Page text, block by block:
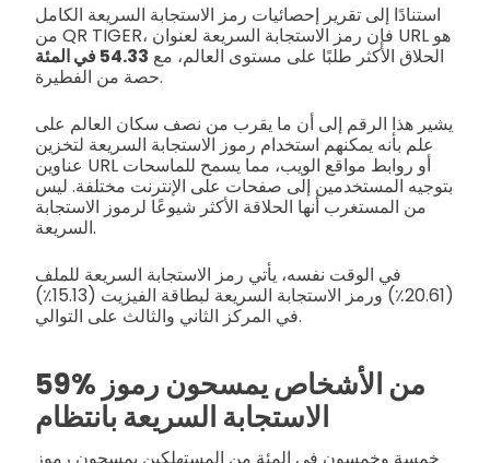
استنادًا إلى تقرير إحصائيات رمز الاستجابة السريعة الكامل
من QR TIGER، فإن رمز الاستجابة السريعة لعنوان URL هو
الحلاق الأكثر طلبًا على مستوى العالم، مع 54.33 في المئة
حصة من الفطيرة.
يشير هذا الرقم إلى أن ما يقرب من نصف سكان العالم على
علم بأنه يمكنهم استخدام رموز الاستجابة السريعة لتخزين
عناوين URL أو روابط مواقع الويب، مما يسمح للماسحات
بتوجيه المستخدمين إلى صفحات على الإنترنت مختلفة. ليس
من المستغرب أنها الحلاقة الأكثر شيوعًا لرموز الاستجابة
السريعة.
في الوقت نفسه، يأتي رمز الاستجابة السريعة للملف
(20.61٪) ورمز الاستجابة السريعة لبطاقة الفيزيت (15.13٪)
في المركز الثاني والثالث على التوالي.
59% من الأشخاص يمسحون رموز
الاستجابة السريعة بانتظام